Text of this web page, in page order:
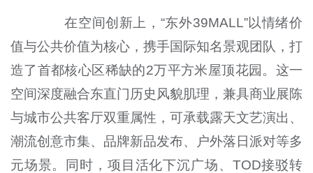
在空间创新上，“东外39MALL”以情绪价
值与公共价值为核心，携手国际知名景观团队，打
造了首都核心区稀缺的2万平方米屋顶花园。这一
空间深度融合东直门历史风貌肌理，兼具商业展陈
与城市公共客厅双重属性，可承载露天文艺演出、
潮流创意市集、品牌新品发布、户外落日派对等多
元场景。同时，项目活化下沉广场、TOD接驳转